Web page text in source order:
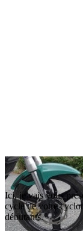
Ici, je vais vous
cycle de votre
débutants.